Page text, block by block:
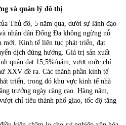
và quản lý đô thị
Thủ đô, 5 năm qua, dưới sự lãnh đạo
nhân dân Đống Đa không ngừng nỗ
mới. Kinh tế liên tục phát triển, đạt
dịch đúng hướng. Giá trị sản xuất
quân đạt 15,5%/năm, vượt mức chỉ
XXV đề ra. Các thành phần kinh tế
triển, trong đó khu vực kinh tế nhà
trưởng ngày càng cao. Hàng năm,
chỉ tiêu thành phố giao, tốc độ tăng